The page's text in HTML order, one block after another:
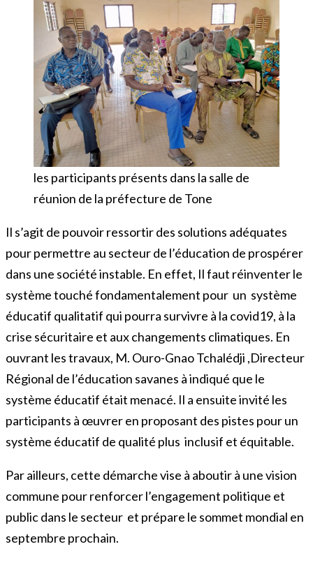
les participants présents dans la salle de
réunion de la préfecture de Tone
Il s’agit de pouvoir ressortir des solutions adéquates
pour permettre au secteur de l’éducation de prospérer
dans une société instable. En effet, Il faut réinventer le
système touché fondamentalement pour un système
éducatif qualitatif qui pourra survivre à la covid19, à la
crise sécuritaire et aux changements climatiques. En
ouvrant les travaux, M. Ouro-Gnao Tchalédji ,Directeur
Régional de l’éducation savanes à indiqué que le
système éducatif était menacé. Il a ensuite invité les
participants à œuvrer en proposant des pistes pour un
système éducatif de qualité plus inclusif et équitable.
Par ailleurs, cette démarche vise à aboutir à une vision
commune pour renforcer l’engagement politique et
public dans le secteur et prépare le sommet mondial en
septembre prochain.